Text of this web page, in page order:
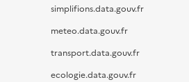
simplifions.data.gouv.fr
meteo.data.gouv.fr
transport.data.gouv.fr
ecologie.data.gouv.fr